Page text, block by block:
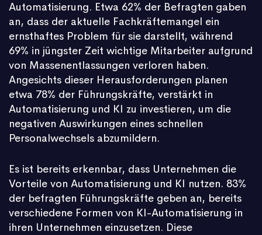
Automatisierung. Etwa 62% der Befragten gaben
an, dass der aktuelle Fachkräftemangel ein
ernsthaftes Problem für sie darstellt, während
69% in jüngster Zeit wichtige Mitarbeiter aufgrund
von Massenentlassungen verloren haben.
Angesichts dieser Herausforderungen planen
etwa 78% der Führungskräfte, verstärkt in
Automatisierung und KI zu investieren, um die
negativen Auswirkungen eines schnellen
Personalwechsels abzumildern.
Es ist bereits erkennbar, dass Unternehmen die
Vorteile von Automatisierung und KI nutzen. 83%
der befragten Führungskräfte geben an, bereits
verschiedene Formen von KI-Automatisierung in
ihren Unternehmen einzusetzen. Diese